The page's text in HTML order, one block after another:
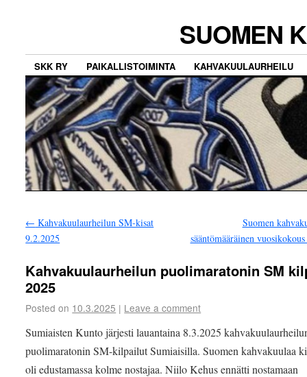
SUOMEN
SKK RY PAIKALLISTOIMINTA KAHVAKUULAURHEILU
← Kahvakuulaurheilun SM-kisat
9.2.2025
Suomen
sääntömääräinen
Kahvakuulaurheilun puolimaratonin SM
2025
Posted on 10.3.2025 | Leave a comment
Sumiaisten Kunto järjesti lauantaina 8.3.2025
puolimaratonin SM-kilpailut Sumiaisilla. Suomen kahvakuulaa
oli edustamassa kolme nostajaa. Niilo Kehus ennätti nostamaan